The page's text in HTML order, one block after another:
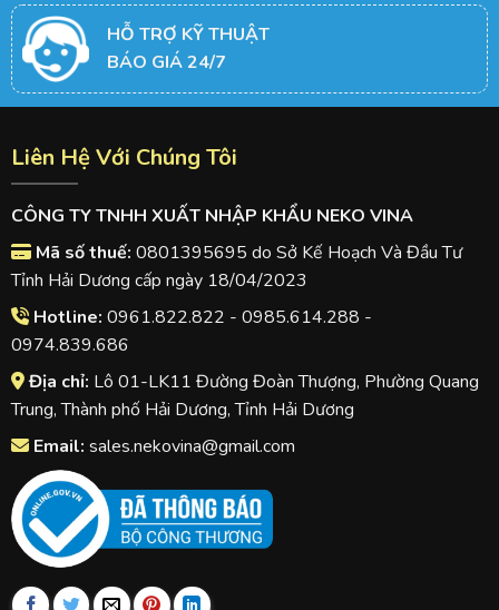
HỖ TRỢ KỸ THUẬT
BÁO GIÁ 24/7
Liên Hệ Với Chúng Tôi
CÔNG TY TNHH XUẤT NHẬP KHẨU NEKO VINA
Mã số thuế: 0801395695 do Sở Kế Hoạch Và Đầu Tư
Tỉnh Hải Dương cấp ngày 18/04/2023
Hotline: 0961.822.822 - 0985.614.288 -
0974.839.686
Địa chỉ: Lô 01-LK11 Đường Đoàn Thượng, Phường Quang
Trung, Thành phố Hải Dương, Tỉnh Hải Dương
Email: sales.nekovina@gmail.com